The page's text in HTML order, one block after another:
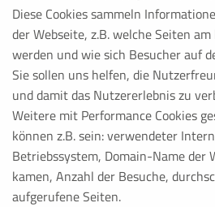
Diese Cookies sammeln
der Webseite, z.B. welche Seiten
werden und wie sich Besucher auf
Sie sollen uns helfen, die
und damit das Nutzererlebnis zu
Weitere mit Performance Cookies
können z.B. sein: verwendeter
Betriebssystem, Domain-Name der
kamen, Anzahl der Besuche,
aufgerufene Seiten.
fe_typo_user
Name:
fe_typo_user
Anbieter:
TYPO3
Zweck:
TYPO3 Frontend Session